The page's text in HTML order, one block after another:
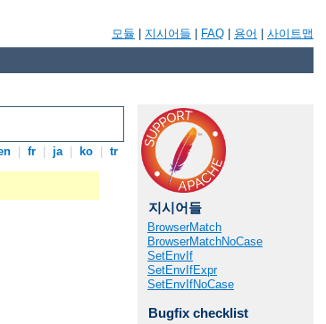
모듈 지시어들 FAQ 용어 사이트맵
fr ja ko tr
지시어들
BrowserMatch
BrowserMatchNoCase
SetEnvIf
SetEnvIfExpr
SetEnvIfNoCase
Bugfix checklist